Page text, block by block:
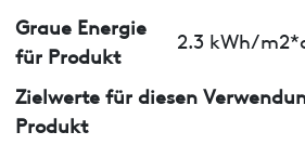
Graue Energie
für Produkt
2.3 kWh/
Zielwerte für diesen
Produkt